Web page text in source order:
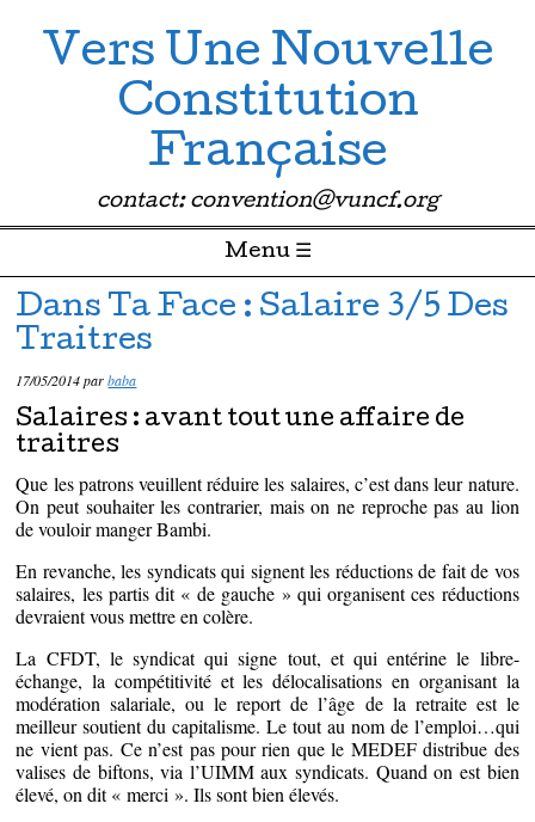
Vers Une Nouvelle
Constitution
Française
contact: convention@vuncf.org
Menu ☰
Passer directement au contenu
Dans Ta Face : Salaire 3/5 Des
Traitres
17/05/2014parbaba
Salaires : avant tout une affaire de
traitres
Que les patrons veuillent réduire les salaires, c’est dans leur nature.
On peut souhaiter les contrarier, mais on ne reproche pas au lion
de vouloir manger Bambi.
En revanche, les syndicats qui signent les réductions de fait de vos
salaires, les partis dit « de gauche » qui organisent ces réductions
devraient vous mettre en colère.
La CFDT, le syndicat qui signe tout, et qui entérine le libre-
échange, la compétitivité et les délocalisations en organisant la
modération salariale, ou le report de l’âge de la retraite est le
meilleur soutient du capitalisme. Le tout au nom de l’emploi…qui
ne vient pas. Ce n’est pas pour rien que le MEDEF distribue des
valises de biftons, via l’UIMM aux syndicats. Quand on est bien
élevé, on dit « merci ». Ils sont bien élevés.